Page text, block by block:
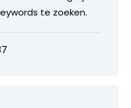
te zoeken.